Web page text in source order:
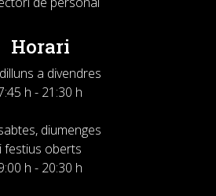
Horari
a divendres
h - 21:30 h
diumenges
i festius oberts
h - 20:30 h